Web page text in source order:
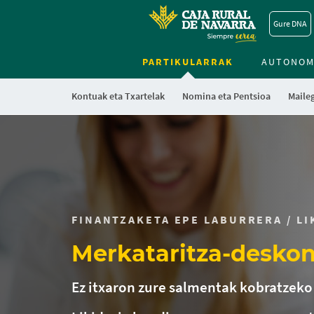
Gure DNA
PARTIKULARRAK
Kontuak eta Txartelak Nomina eta Pentsioa
FINANTZAKETA EPE LABURRERA /
Merkataritza-
Ez itxaron zure salmentak kobratzeko